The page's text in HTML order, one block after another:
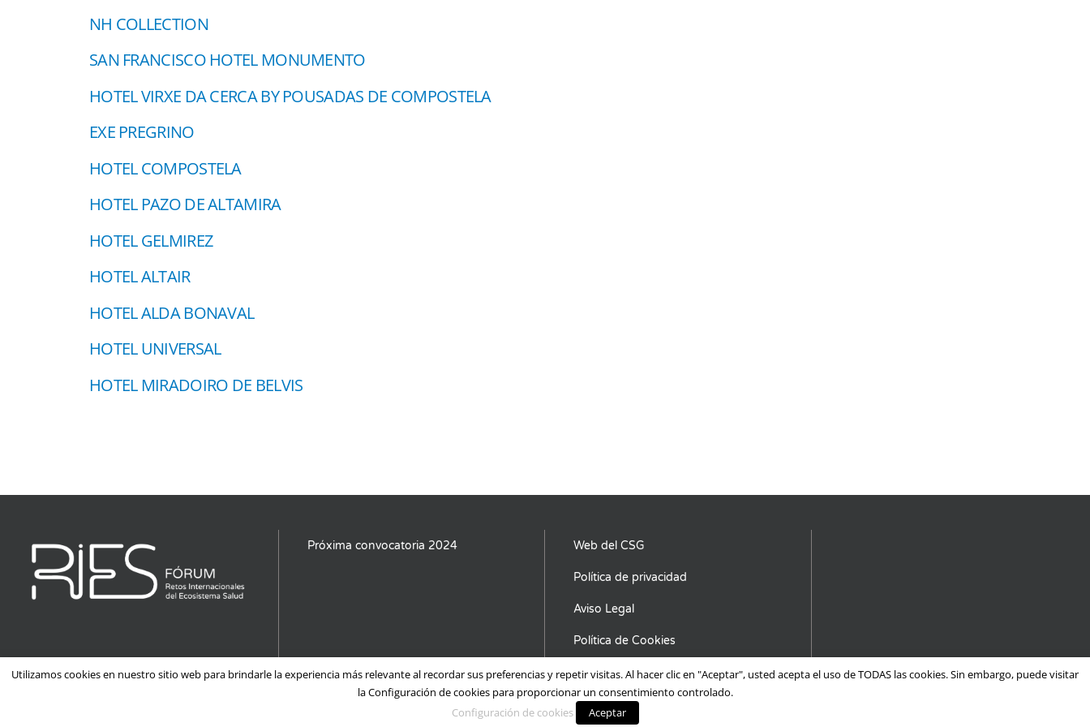
NH COLLECTION
SAN FRANCISCO HOTEL MONUMENTO
HOTEL VIRXE DA CERCA BY POUSADAS DE COMPOSTELA
EXE PREGRINO
HOTEL COMPOSTELA
HOTEL PAZO DE ALTAMIRA
HOTEL GELMIREZ
HOTEL ALTAIR
HOTEL ALDA BONAVAL
HOTEL UNIVERSAL
HOTEL MIRADOIRO DE BELVIS
Próxima convocatoria 2024 Web del CSG
Política de privacidad
Aviso Legal
Política de Cookies
Galician Health Cluster (CSG). All rights reserved.
Utilizamos cookies en nuestro sitio web para brindarle la experiencia más relevante al recordar sus preferencias y repetir visitas. Al hacer clic en "Aceptar", usted acepta el uso de TODAS las cookies. Sin embargo, puede visitar
la Configuración de cookies para proporcionar un consentimiento controlado.
Configuración de cookies
Aceptar